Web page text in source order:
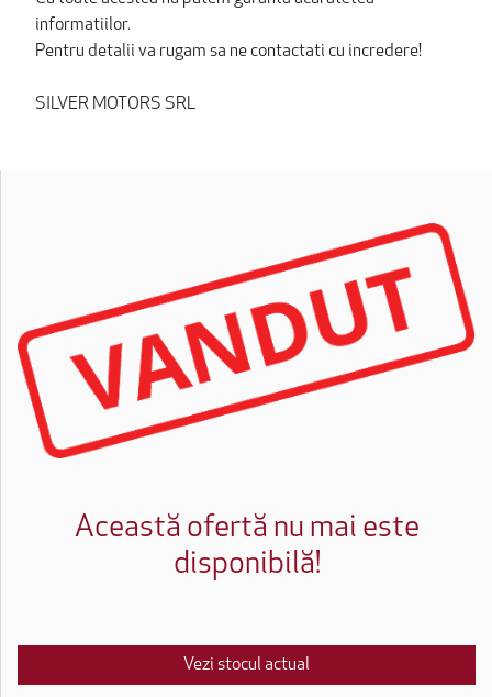
informatiilor.
Pentru detalii va rugam sa ne contactati cu incredere!
SILVER MOTORS SRL
Această ofertă nu mai este
disponibilă!
Vezi stocul actual